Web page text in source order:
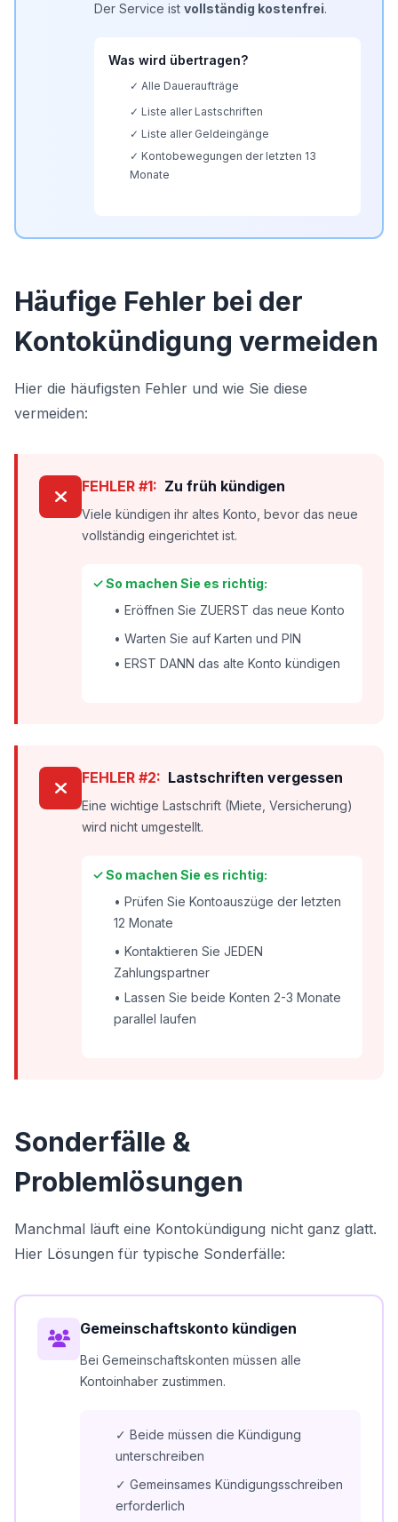
Der Service ist vollständig kostenfrei.
Was wird übertragen?
✓ Alle Daueraufträge
✓ Liste aller Lastschriften
✓ Liste aller Geldeingänge
✓ Kontobewegungen der letzten 13
Monate
Häufige Fehler bei der
Kontokündigung vermeiden
Hier die häufigsten Fehler und wie Sie diese
vermeiden:
FEHLER #1: Zu früh kündigen
Viele kündigen ihr altes Konto, bevor das neue
vollständig eingerichtet ist.
✓ So machen Sie es richtig:
• Eröffnen Sie ZUERST das neue Konto
• Warten Sie auf Karten und PIN
• ERST DANN das alte Konto kündigen
FEHLER #2: Lastschriften vergessen
Eine wichtige Lastschrift (Miete, Versicherung)
wird nicht umgestellt.
✓ So machen Sie es richtig:
• Prüfen Sie Kontoauszüge der letzten
12 Monate
• Kontaktieren Sie JEDEN
Zahlungspartner
• Lassen Sie beide Konten 2-3 Monate
parallel laufen
Sonderfälle &
Problemlösungen
Manchmal läuft eine Kontokündigung nicht ganz glatt.
Hier Lösungen für typische Sonderfälle:
Gemeinschaftskonto kündigen
Bei Gemeinschaftskonten müssen alle
Kontoinhaber zustimmen.
✓ Beide müssen die Kündigung
unterschreiben
✓ Gemeinsames Kündigungsschreiben
erforderlich